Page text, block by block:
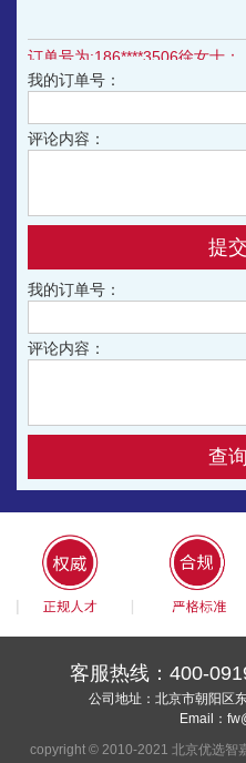
订单号为:186****3506徐女士：
为档案的事情操碎了心，还是
户，都不知道怎么搞，打听了
报到证丢失了，需要补办的可
订单号为:159****1850陈先生：
出现的太及时了，档案，报到
订单号为:139****6890郭先生：
优选智嘉的老师真的是太给力
籍档案已经补好了，谢谢！
订单号为:136****4013王先生：
优选智嘉办事员办事效率真高
会推荐给你们的。
订单号为:136****0962杨女士：
优选智嘉的老师态度特别好，
我的订单号：
评论内容：
提
我的订单号：
评论内容：
查
客服热线： 400-
公司地址：北京市朝阳区
Email：
copyright © 2010-2021 北京优选智